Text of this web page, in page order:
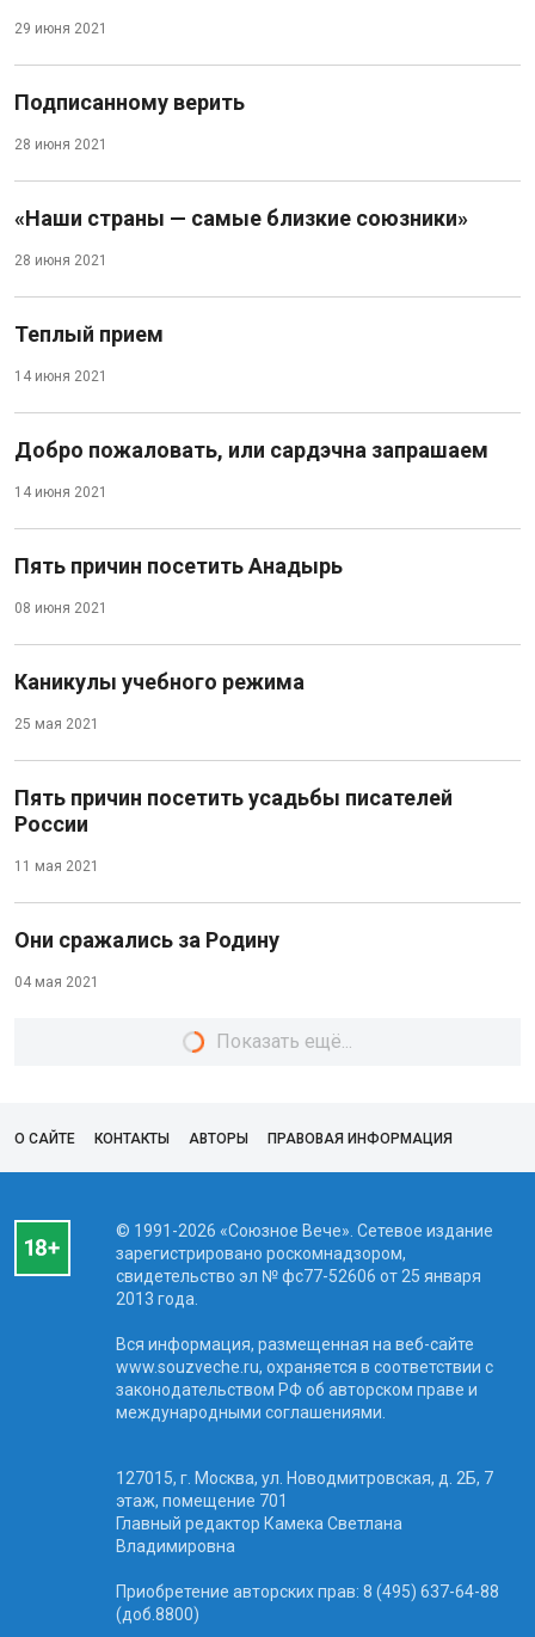
29 июня 2021
Подписанному верить
28 июня 2021
«Наши страны — самые близкие союзники»
28 июня 2021
Теплый прием
14 июня 2021
Добро пожаловать, или сардэчна запрашаем
14 июня 2021
Пять причин посетить Анадырь
08 июня 2021
Каникулы учебного режима
25 мая 2021
Пять причин посетить усадьбы писателей
России
11 мая 2021
Они сражались за Родину
04 мая 2021
Показать ещё...
О САЙТЕ КОНТАКТЫ АВТОРЫ ПРАВОВАЯ ИНФОРМАЦИЯ
© 1991-2026 «Союзное Вече». Сетевое издание
зарегистрировано роскомнадзором,
свидетельство эл № фc77-52606 от 25 января
2013 года.
Вся информация, размещенная на веб-сайте
www.souzveche.ru, охраняется в соответствии с
законодательством РФ об авторском праве и
международными соглашениями.
127015, г. Москва, ул. Новодмитровская, д. 2Б, 7
этаж, помещение 701
Главный редактор Камека Светлана
Владимировна
Приобретение авторских прав: 8 (495) 637-64-88
(доб.8800)